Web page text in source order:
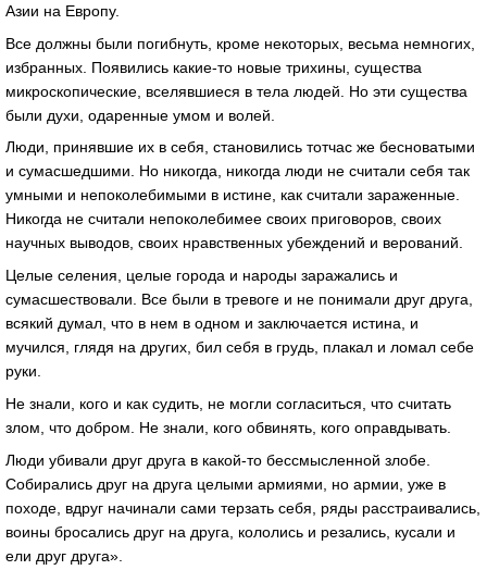
Азии на Европу.
Все должны были погибнуть, кроме некоторых, весьма немногих,
избранных. Появились какие-то новые трихины, существа
микроскопические, вселявшиеся в тела людей. Но эти существа
были духи, одаренные умом и волей.
Люди, принявшие их в себя, становились тотчас же бесноватыми
и сумасшедшими. Но никогда, никогда люди не считали себя так
умными и непоколебимыми в истине, как считали зараженные.
Никогда не считали непоколебимее своих приговоров, своих
научных выводов, своих нравственных убеждений и верований.
Целые селения, целые города и народы заражались и
сумасшествовали. Все были в тревоге и не понимали друг друга,
всякий думал, что в нем в одном и заключается истина, и
мучился, глядя на других, бил себя в грудь, плакал и ломал себе
руки.
Не знали, кого и как судить, не могли согласиться, что считать
злом, что добром. Не знали, кого обвинять, кого оправдывать.
Люди убивали друг друга в какой-то бессмысленной злобе.
Собирались друг на друга целыми армиями, но армии, уже в
походе, вдруг начинали сами терзать себя, ряды расстраивались,
воины бросались друг на друга, кололись и резались, кусали и
ели друг друга».